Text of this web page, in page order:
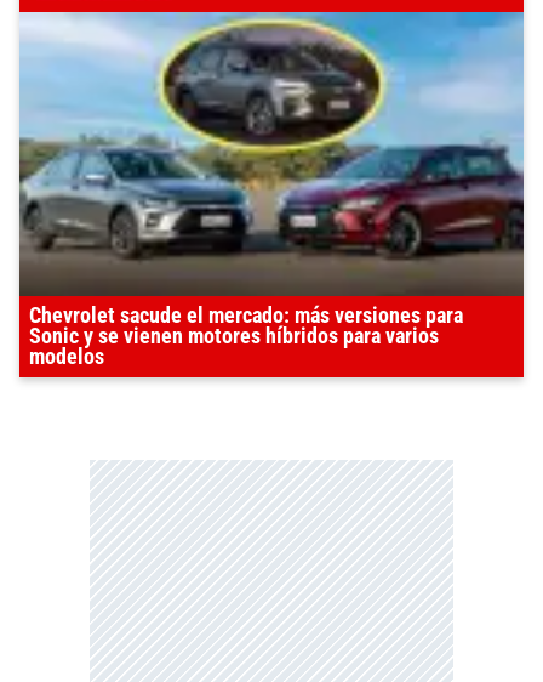
Chevrolet sacude el mercado: más versiones para
Sonic y se vienen motores híbridos para varios
modelos